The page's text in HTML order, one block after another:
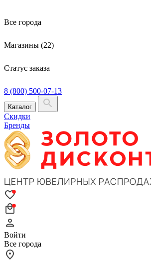
Все города
Магазины (22)
Статус заказа
8 (800) 500-07-13
Каталог
Скидки
Бренды
Войти
Все города